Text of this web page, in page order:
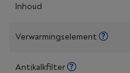
Inhoud
Verwarmingselement
Antikalkfilter